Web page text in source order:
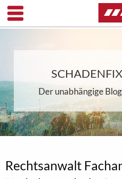
Der unabhängige
Rechtsanwalt